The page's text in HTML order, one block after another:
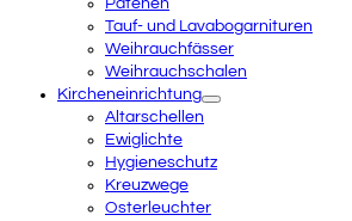
Patenen
Tauf- und Lavabogarnituren
Weihrauchfässer
Weihrauchschalen
Kircheneinrichtung
Altarschellen
Ewiglichte
Hygieneschutz
Kreuzwege
Osterleuchter